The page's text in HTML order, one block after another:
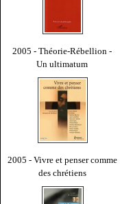
2005 - Théorie-Rébellion -
Un ultimatum
2005 - Vivre et penser comme
des chrétiens